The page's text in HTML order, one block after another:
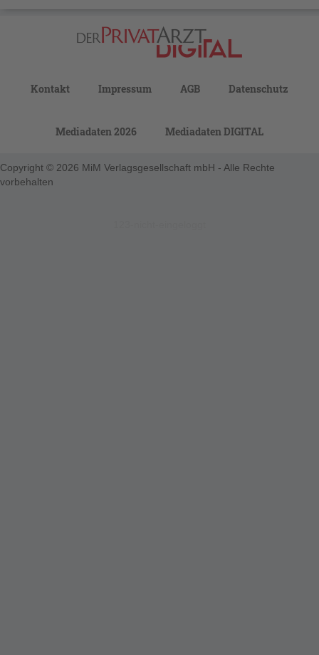
Kontakt Impressum AGB Datenschutz
Mediadaten 2026 Mediadaten DIGITAL
Copyright © 2026 MiM Verlagsgesellschaft mbH - Alle Rechte
vorbehalten